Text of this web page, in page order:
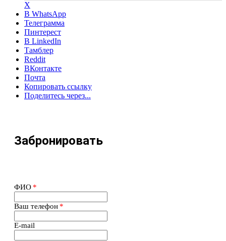
X
В WhatsApp
Телеграмма
Пинтерест
В LinkedIn
Тамблер
Reddit
ВКонтакте
Почта
Копировать ссылку
Поделитесь через...
Забронировать
ФИО *
Ваш телефон *
E-mail